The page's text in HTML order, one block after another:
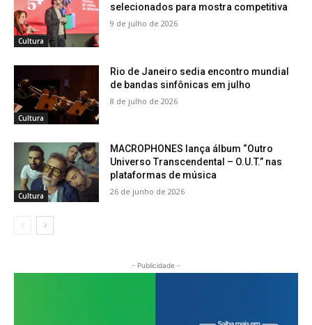
Cultura
selecionados para mostra competitiva
9 de julho de 2026
Cultura
Rio de Janeiro sedia encontro mundial
de bandas sinfônicas em julho
8 de julho de 2026
Cultura
MACROPHONES lança álbum “Outro
Universo Transcendental – O.U.T.” nas
plataformas de música
26 de junho de 2026
- Publicidade -